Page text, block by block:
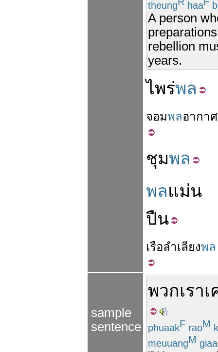
theung haa
A person
rebellion
years.
ไพร่พล
จอมพลอากาศ
ชุมพล
พลแม่น
ปืน
เรือลำเลียงพล
sample
sentence
พวกเรา
phuaakF raoM
meuuangM